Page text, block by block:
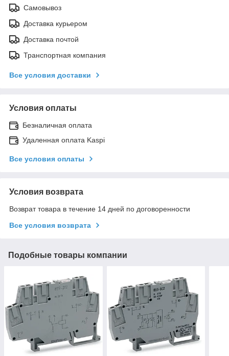
Самовывоз
Доставка курьером
Доставка почтой
Транспортная компания
Все условия доставки
Условия оплаты
Безналичная оплата
Удаленная оплата Kaspi
Все условия оплаты
Условия возврата
Возврат товара в течение 14 дней по договоренности
Все условия возврата
Подобные товары компании